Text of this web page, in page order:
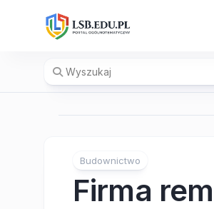
Budownictwo
Firma